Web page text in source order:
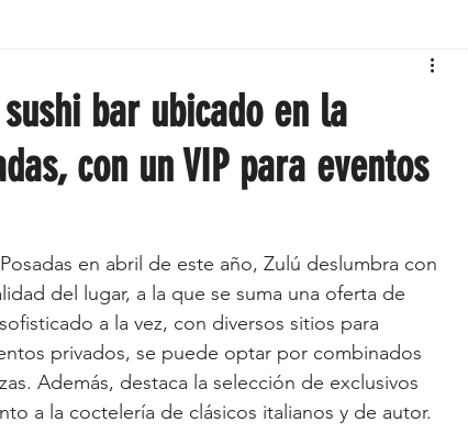
bar ubicado en la
con un VIP para eventos
en abril de este año, Zulú deslumbra con
del lugar, a la que se suma una oferta de
a la vez, con diversos sitios para
privados, se puede optar por combinados
Además, destaca la selección de exclusivos
a la coctelería de clásicos italianos y de autor.